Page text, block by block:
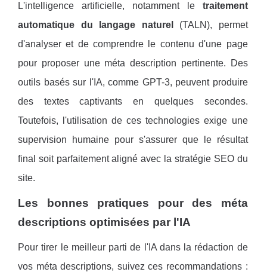
L'intelligence artificielle, notamment le traitement
automatique du langage naturel
(TALN), permet
d'analyser et de comprendre le contenu d'une page
pour proposer une méta description pertinente. Des
outils basés sur l'IA, comme GPT-3, peuvent produire
des textes captivants en quelques secondes.
Toutefois, l'utilisation de ces technologies exige une
supervision humaine pour s'assurer que le résultat
final soit parfaitement aligné avec la stratégie SEO du
site.
Les bonnes pratiques pour des méta
descriptions optimisées par l'IA
Pour tirer le meilleur parti de l'IA dans la rédaction de
vos méta descriptions, suivez ces recommandations :